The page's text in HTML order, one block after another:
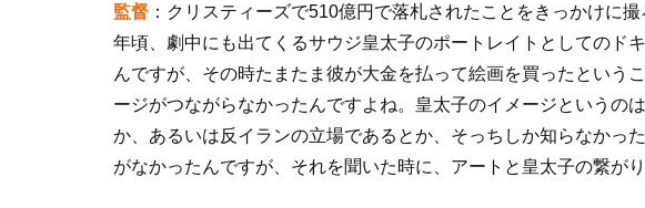
監督 ：クリスティーズで510億円で落札されたことをきっかけに
年頃、劇中にも出てくるサウジ皇太子のポートレイトとしてのド
んですが、その時たまたま彼が大金を払って絵画を買ったという
ージがつながらなかったんですよね。皇太子のイメージというの
か、あるいは反イランの立場であるとか、そっちしか知らなかっ
がなかったんですが、それを聞いた時に、アートと皇太子の繋が